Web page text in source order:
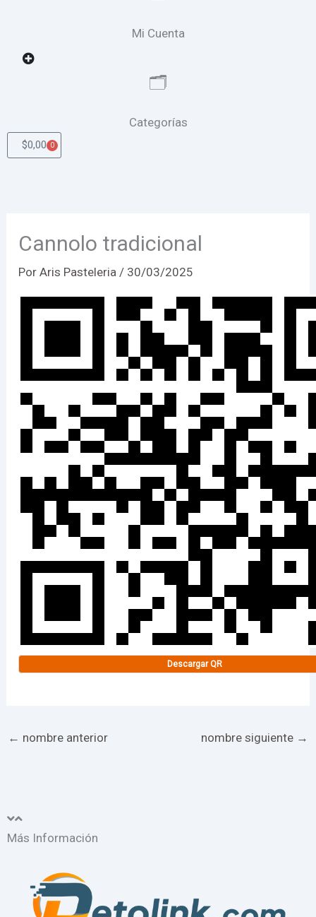
Mi Cuenta
Open
🗂️
Categorías
$0,00 0
Cart
Cannolo tradicional
PorAris Pasteleria/ 30/03/2025
Descargar QR
← nombre anterior nombre siguiente →
Más Información